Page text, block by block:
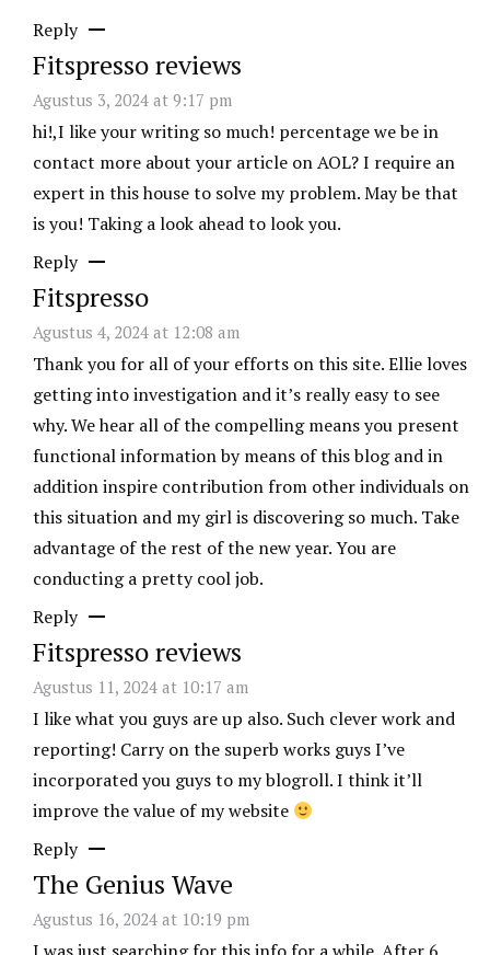
Reply
Fitspresso reviews
Agustus 3, 2024 at 9:17 pm
hi!,I like your writing so much! percentage we be in
contact more about your article on AOL? I require an
expert in this house to solve my problem. May be that
is you! Taking a look ahead to look you.
Reply
Fitspresso
Agustus 4, 2024 at 12:08 am
Thank you for all of your efforts on this site. Ellie loves
getting into investigation and it’s really easy to see
why. We hear all of the compelling means you present
functional information by means of this blog and in
addition inspire contribution from other individuals on
this situation and my girl is discovering so much. Take
advantage of the rest of the new year. You are
conducting a pretty cool job.
Reply
Fitspresso reviews
Agustus 11, 2024 at 10:17 am
I like what you guys are up also. Such clever work and
reporting! Carry on the superb works guys I’ve
incorporated you guys to my blogroll. I think it’ll
improve the value of my website
Reply
The Genius Wave
Agustus 16, 2024 at 10:19 pm